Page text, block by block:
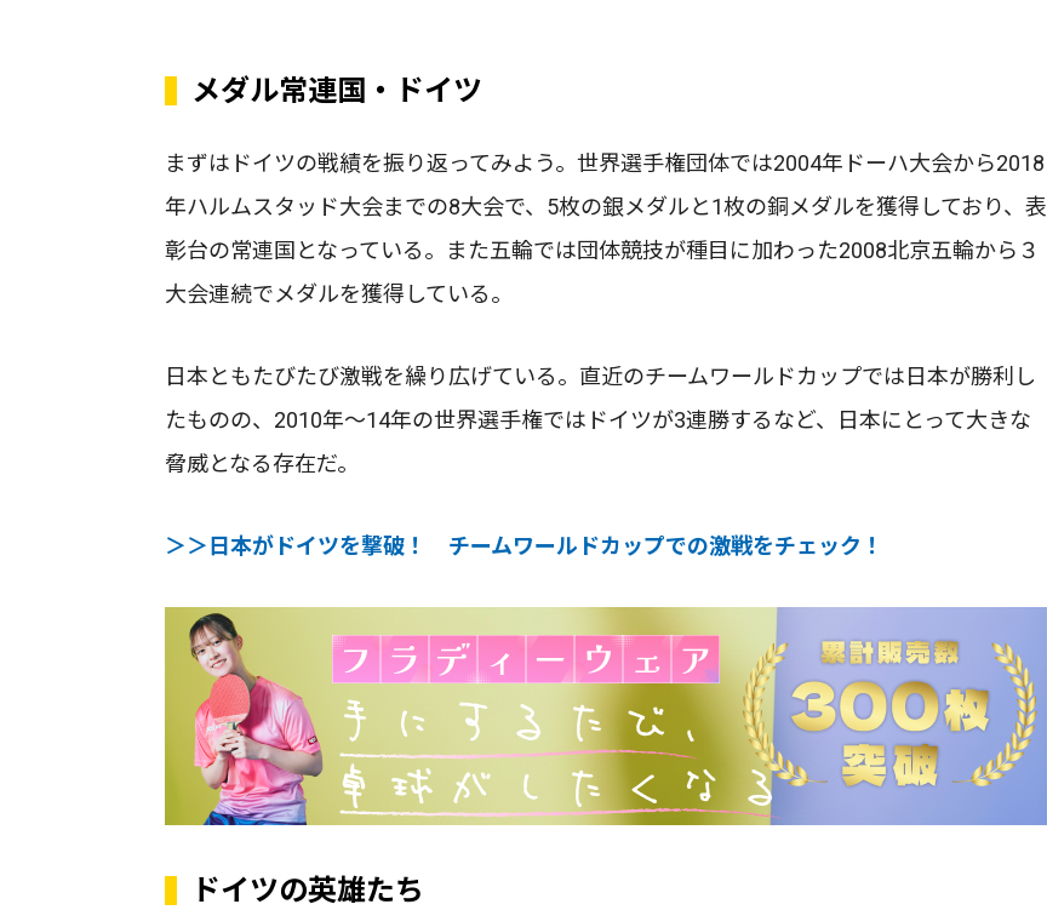
メダル常連国・ドイツ
まずはドイツの戦績を振り返ってみよう。世界選手権団体では2004年ドーハ大会から2018
年ハルムスタッド大会までの8大会で、5枚の銀メダルと1枚の銅メダルを獲得しており、表
彰台の常連国となっている。また五輪では団体競技が種目に加わった2008北京五輪から３
大会連続でメダルを獲得している。
日本ともたびたび激戦を繰り広げている。直近のチームワールドカップでは日本が勝利し
たものの、2010年〜14年の世界選手権ではドイツが3連勝するなど、日本にとって大きな
脅威となる存在だ。
＞＞日本がドイツを撃破！ チームワールドカップでの激戦をチェック！
ドイツの英雄たち